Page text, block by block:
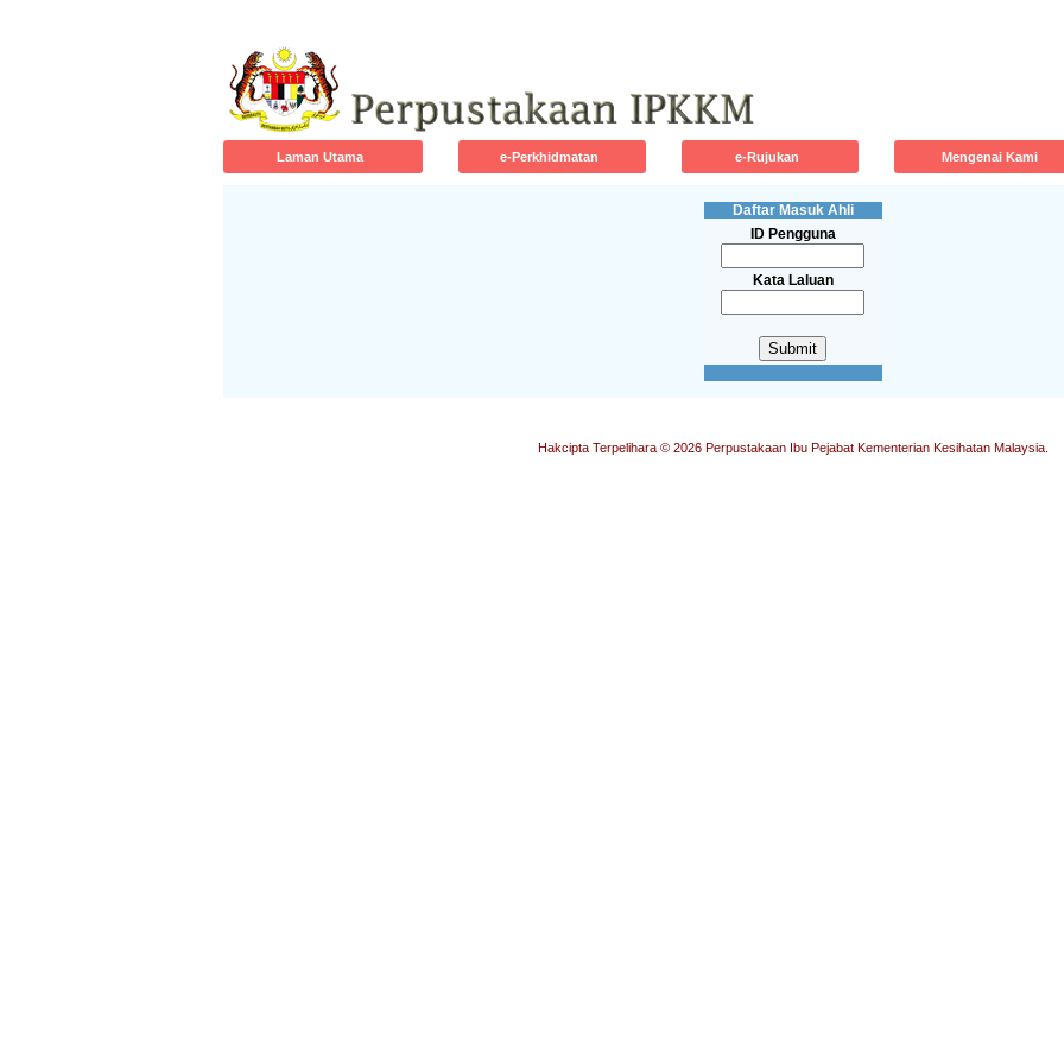
Laman Utama e-Perkhidmatan e-Rujukan Mengenai Kami
Daftar Masuk Ahli
ID Pengguna
Kata Laluan